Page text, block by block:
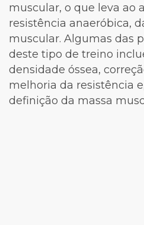
muscular, o que leva ao
resistência anaeróbica,
muscular. Algumas das
deste tipo de treino
densidade óssea,
melhoria da resistência
definição da massa